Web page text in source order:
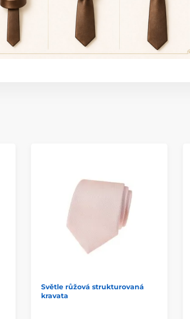
Světle růžová strukturovaná
kravata